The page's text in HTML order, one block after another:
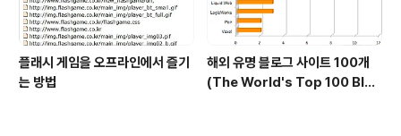
플래시 게임을 오프라인에서 즐기
는 방법
해외 유명 블로그 사이트 100개
(The World's Top 100 Blog